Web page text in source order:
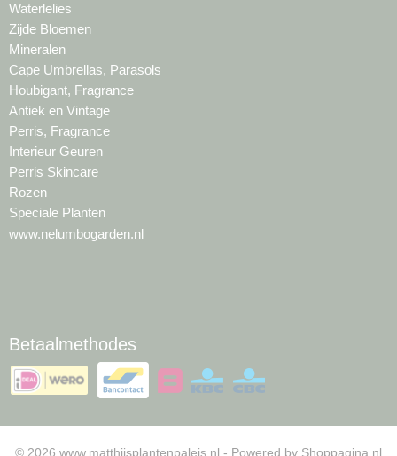
Waterlelies
Zijde Bloemen
Mineralen
Cape Umbrellas, Parasols
Houbigant, Fragrance
Antiek en Vintage
Perris, Fragrance
Interieur Geuren
Perris Skincare
Rozen
Speciale Planten
www.nelumbogarden.nl
Betaalmethodes
© 2026 www.matthijsplantenpaleis.nl - Powered by Shoppagina.nl